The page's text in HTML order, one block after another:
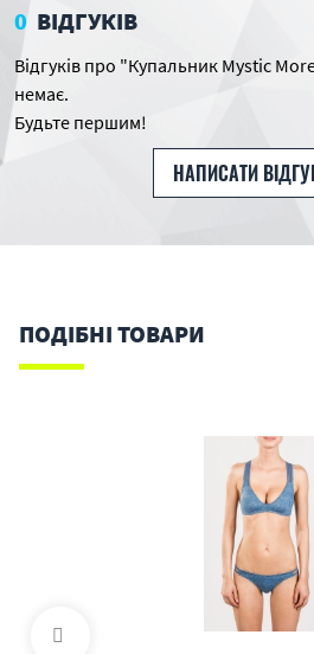
0 ВІДГУКІВ
Відгуків про "Купальник Mystic
немає.
Будьте першим!
НАПИСАТИ
ПОДІБНІ ТОВАРИ